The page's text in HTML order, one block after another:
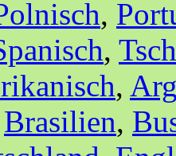
,
,
,
Brasilien,